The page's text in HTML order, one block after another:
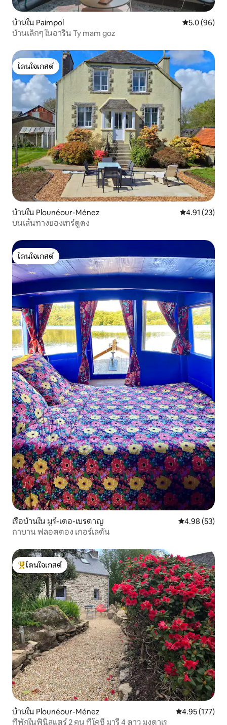
บ้านใน Paimpol คะแนนเฉลี่ย
5.0 (96)
บ้านเล็กๆ ในอาริน Ty mam goz
โดนใจเกสต์
โดนใจเกสต์
บ้านใน Plounéour-Ménez คะแนนเฉลี่ย
4.91 (23)
บนเส้นทางของเทร์ดูดง
โดนใจเกสต์
โดนใจเกสต์
เรือบ้านใน มูร์-เดอ-เบรตาญ คะแนนเฉลี่ย
4.98 (53)
กาบาน ฟลอตตอง เกอร์เลดัน
โดนใจเกสต์ที่สุด
โดนใจเกสต์
บ้านใน Plounéour-Ménez คะแนนเฉลี่ย
4.95 (177)
ที่พักในฟินิสแตร์ 2 คน ทีโคซี มารี 4 ดาว มงดาเร